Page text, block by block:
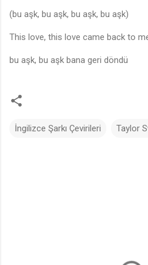
(bu aşk, bu aşk, bu aşk, bu aşk)
This love, this love came back to
bu aşk, bu aşk bana geri döndü
İngilizce Şarkı Çevirileri Taylor